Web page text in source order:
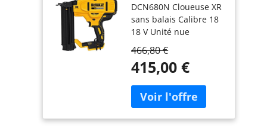
Cloueuse 18 Volt
unité Bare
Argenté XS
DCN680N Cloueuse XR
sans balais Calibre 18
18 V Unité nue
DCN680N Couleur :
multicolore
466,80 €
415,00 €